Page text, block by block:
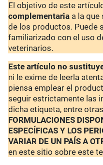
El objetivo de este
complementaria a la
de los productos. Puede
familiarizado con el uso
veterinarios.
Este artículo no
ni le exime de leerla
piensa emplear el
seguir estrictamente las
dicha etiqueta, entre
FORMULACIONES
ESPECÍFICAS Y LOS
VARIAR DE UN PAÍS A
en este sitio sobre este